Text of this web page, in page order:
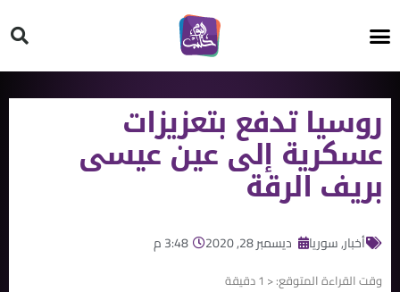
روسيا تدفع بتعزيزات
عسكرية إلى عين عيسى
بريف الرقة
أخبار,سوريا ديسمبر 28, 2020 3:48 م
وقت القراءة المتوقع:< 1 دقيقة